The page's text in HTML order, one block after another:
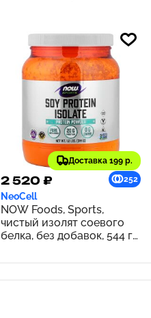
Доставка 199 р.
2 520 ₽ 252
NeoCell
NOW Foods, Sports,
чистый изолят соевого
белка, без добавок, 544 г